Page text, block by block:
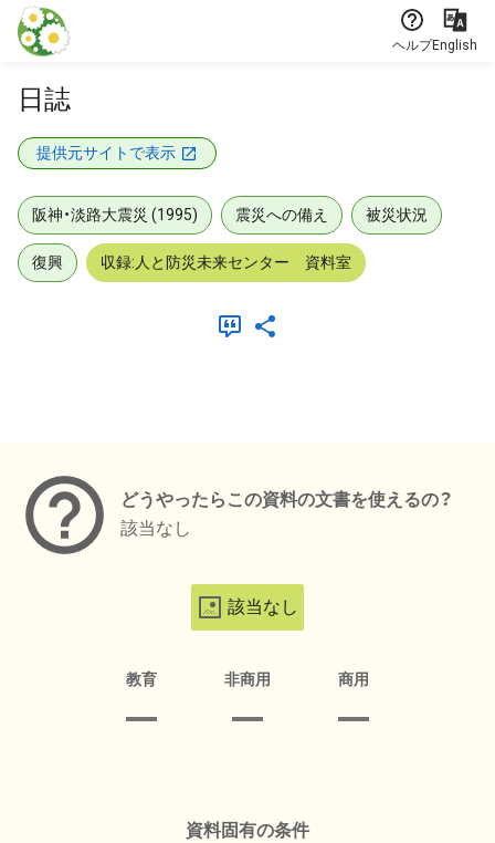
本文に飛ぶ
ヘルプEnglish
日誌
提供元サイトで表示
阪神・淡路大震災 (1995) 震災への備え 被災状況
復興 収録:人と防災未来センター 資料室
どうやったらこの資料の文書を使えるの？
該当なし
該当なし
教育 非商用 商用
資料固有の条件